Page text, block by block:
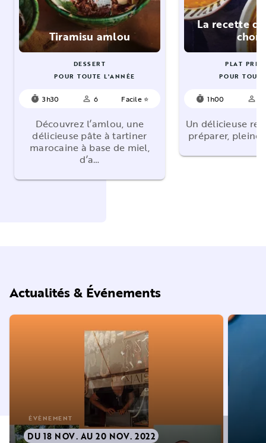
Tiramisu amlou
DESSERT
POUR TOUTE L'ANNÉE
timer 3h30 person_outline 6 Facile ⭐
Découvrez l’amlou, une
délicieuse pâte à tartiner
marocaine à base de miel,
d’a…
La recette
PLAT
POUR
timer 1h00 person_outline
Un délicieuse
préparer, pleine
Actualités & Événements
ÉVÈNEMENT
DU 18 NOV. AU 20 NOV. 2022